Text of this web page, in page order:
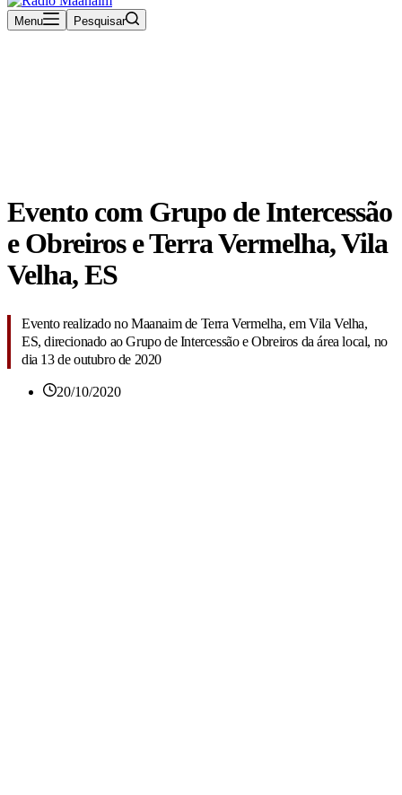
Menu
Pesquisar
Evento com Grupo de Intercessão
e Obreiros e Terra Vermelha, Vila
Velha, ES
Evento realizado no Maanaim de Terra Vermelha, em Vila Velha,
ES, direcionado ao Grupo de Intercessão e Obreiros da área local, no
dia 13 de outubro de 2020
20/10/2020